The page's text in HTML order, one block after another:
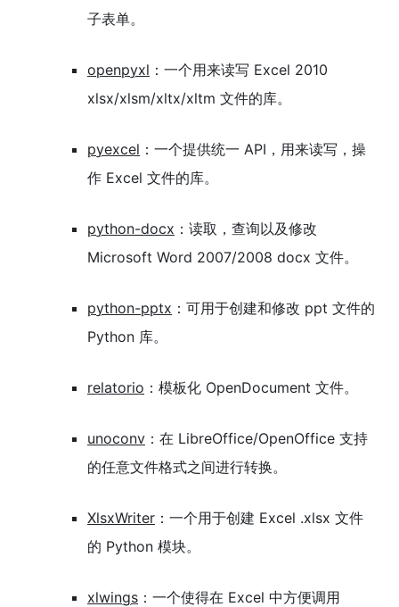
子表单。
openpyxl ：一个用来读写 Excel 2010
xlsx/xlsm/xltx/xltm 文件的库。
pyexcel ：一个提供统一 API，用来读写，操
作 Excel 文件的库。
python-docx ：读取，查询以及修改
Microsoft Word 2007/2008 docx 文件。
python-pptx ：可用于创建和修改 ppt 文件的
Python 库。
relatorio ：模板化 OpenDocument 文件。
unoconv ：在 LibreOffice/OpenOffice 支持
的任意文件格式之间进行转换。
XlsxWriter ：一个用于创建 Excel .xlsx 文件
的 Python 模块。
xlwings ：一个使得在 Excel 中方便调用